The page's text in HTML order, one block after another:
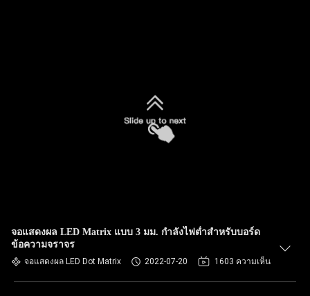
จอแสดงผล LED Matrix แบบ 3 มม. กำลังไฟต่ำสำหรับบอร์ด
ข้อความจราจร
จอแสดงผล LED Dot Matrix 2022-07-20 1603 ความเห็น